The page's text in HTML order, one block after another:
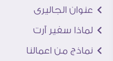
عنوان الجاليرى
لماذا سفير آرت
نماذج من اعمالنا